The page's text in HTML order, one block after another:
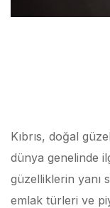
Kıbrıs, doğal
dünya genelinde
güzelliklerin yanı
emlak türleri ve